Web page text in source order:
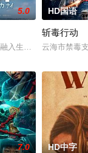
年轻人一样，自以
5.0
入生活的冲绳。与母
HD国语
斩毒行动
云海市禁毒
7.0 HD中字